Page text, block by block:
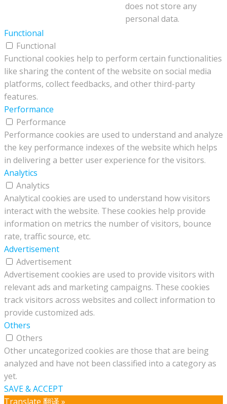
does not store any
personal data.
Functional
Functional
Functional cookies help to perform certain functionalities
like sharing the content of the website on social media
platforms, collect feedbacks, and other third-party
features.
Performance
Performance
Performance cookies are used to understand and analyze
the key performance indexes of the website which helps
in delivering a better user experience for the visitors.
Analytics
Analytics
Analytical cookies are used to understand how visitors
interact with the website. These cookies help provide
information on metrics the number of visitors, bounce
rate, traffic source, etc.
Advertisement
Advertisement
Advertisement cookies are used to provide visitors with
relevant ads and marketing campaigns. These cookies
track visitors across websites and collect information to
provide customized ads.
Others
Others
Other uncategorized cookies are those that are being
analyzed and have not been classified into a category as
yet.
SAVE & ACCEPT
Translate 翻译 »